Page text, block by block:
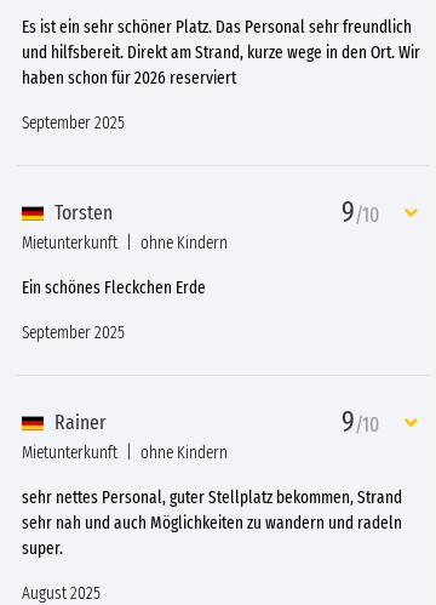
Es ist ein sehr schöner Platz. Das Personal sehr freundlich
und hilfsbereit. Direkt am Strand, kurze wege in den Ort. Wir
haben schon für 2026 reserviert
September 2025
Torsten 9/10
Mietunterkunft ohne Kindern
Ein schönes Fleckchen Erde
September 2025
Rainer 9/10
Mietunterkunft ohne Kindern
sehr nettes Personal, guter Stellplatz bekommen, Strand
sehr nah und auch Möglichkeiten zu wandern und radeln
super.
August 2025